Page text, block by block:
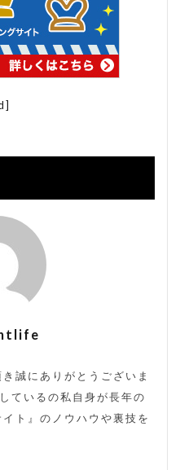
誠にありがとうございま
ているの私自身が長年の
ト』のノウハウや裏技を
検索ボリューム
楽天seo alt
スーパーセール
場
楽天検索順位チェック
秀丸エディタ
通販サイト